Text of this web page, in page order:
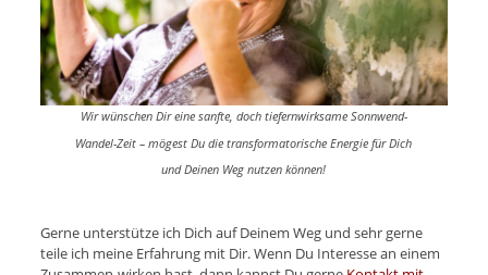
Wir wünschen Dir eine sanfte, doch tiefernwirksame Sonnwend-
Wandel-Zeit – mögest Du die transformatorische Energie für Dich
und Deinen Weg nutzen können!
Gerne unterstütze ich Dich auf Deinem Weg und sehr gerne
teile ich meine Erfahrung mit Dir. Wenn Du Interesse an einem